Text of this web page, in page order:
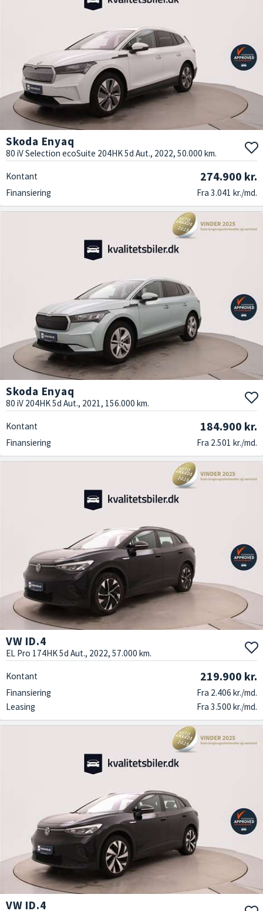
Skoda Enyaq
80 iV Selection ecoSuite 204HK 5d Aut., 2022, 50.000 km.
Kontant 274.900 kr.
Finansiering Fra 3.041 kr./md.
Skoda Enyaq
80 iV 204HK 5d Aut., 2021, 156.000 km.
Kontant 184.900 kr.
Finansiering Fra 2.501 kr./md.
VW ID.4
EL Pro 174HK 5d Aut., 2022, 57.000 km.
Kontant 219.900 kr.
Finansiering
Fra 2.406 kr./md.
Leasing
Fra 3.500 kr./md.
VW ID.4